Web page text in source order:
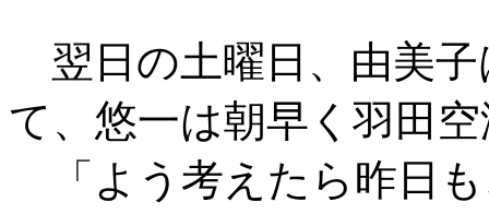
翌日の土曜日、由美
て、悠一は朝早く羽田
「よう考えたら昨日